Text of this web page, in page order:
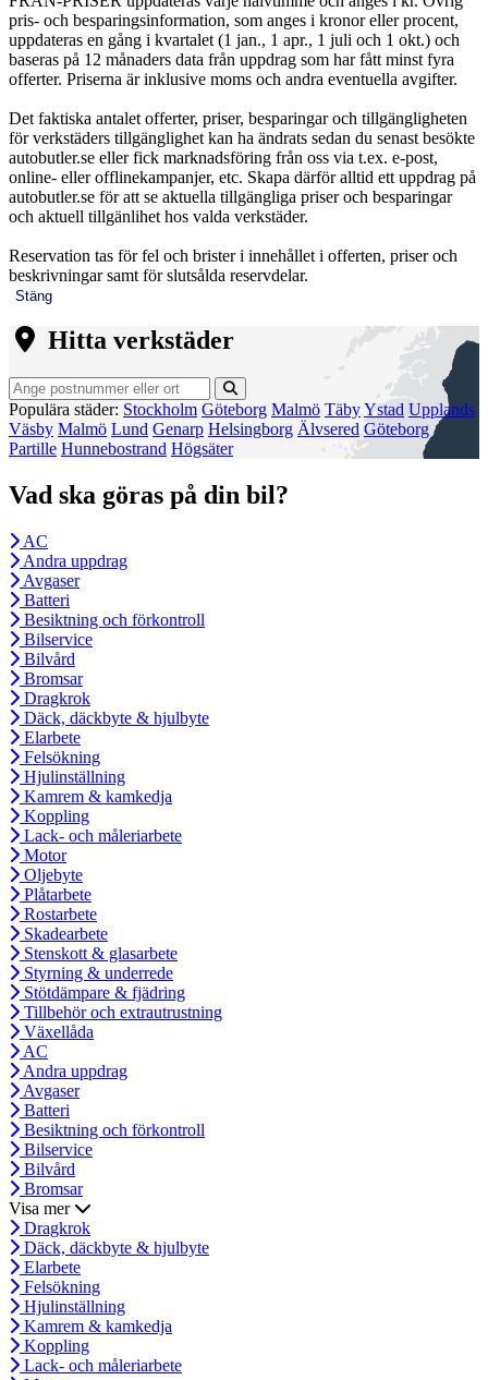
pris- och besparingsinformation, som anges i kronor eller procent,
uppdateras en gång i kvartalet (1 jan., 1 apr., 1 juli och 1 okt.) och
baseras på 12 månaders data från uppdrag som har fått minst fyra
offerter. Priserna är inklusive moms och andra eventuella avgifter.
Det faktiska antalet offerter, priser, besparingar och tillgängligheten
för verkstäders tillgänglighet kan ha ändrats sedan du senast besökte
autobutler.se eller fick marknadsföring från oss via t.ex. e-post,
online- eller offlinekampanjer, etc. Skapa därför alltid ett uppdrag på
autobutler.se för att se aktuella tillgängliga priser och besparingar
och aktuell tillgänlihet hos valda verkstäder.
Reservation tas för fel och brister i innehållet i offerten, priser och
beskrivningar samt för slutsålda reservdelar.
Stäng
Hitta verkstäder
Populära städer: Stockholm Göteborg Malmö TäbyYstad Upplands
Väsby Malmö Lund Genarp Helsingborg Älvsered Göteborg
Partille Hunnebostrand Högsäter
Vad ska göras på din bil?
AC
Andra uppdrag
Avgaser
Batteri
Besiktning och förkontroll
Bilservice
Bilvård
Bromsar
Dragkrok
Däck, däckbyte & hjulbyte
Elarbete
Felsökning
Hjulinställning
Kamrem & kamkedja
Koppling
Lack- och måleriarbete
Motor
Oljebyte
Plåtarbete
Rostarbete
Skadearbete
Stenskott & glasarbete
Styrning & underrede
Stötdämpare & fjädring
Tillbehör och extrautrustning
Växellåda
AC
Andra uppdrag
Avgaser
Batteri
Besiktning och förkontroll
Bilservice
Bilvård
Bromsar
Visa mer
Dragkrok
Däck, däckbyte & hjulbyte
Elarbete
Felsökning
Hjulinställning
Kamrem & kamkedja
Koppling
Lack- och måleriarbete